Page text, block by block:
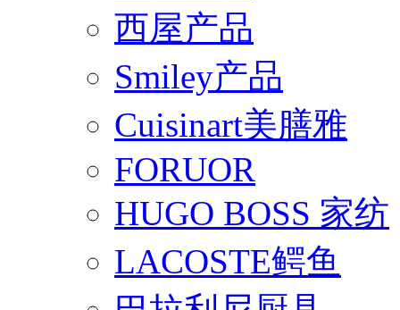
西屋产品
Smiley产品
Cuisinart美膳雅
FORUOR
HUGO BOSS 家纺
LACOSTE鳄鱼